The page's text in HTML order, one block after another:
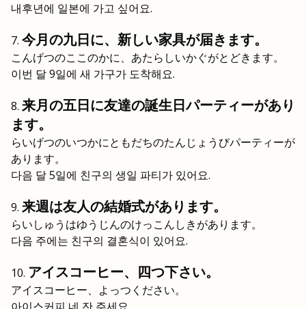
내후년에 일본에 가고 싶어요.
今月の九日に、新しい家具が届きます。
こんげつのここのかに、あたらしいかぐがとどきます。
이번 달 9일에 새 가구가 도착해요.
来月の五日に友達の誕生日パーティーがあり
ます。
らいげつのいつかにともだちのたんじょうびパーティーが
あります。
다음 달 5일에 친구의 생일 파티가 있어요.
来週は友人の結婚式があります。
らいしゅうはゆうじんのけっこんしきがあります。
다음 주에는 친구의 결혼식이 있어요.
アイスコーヒー、四つ下さい。
アイスコーヒー、よっつください。